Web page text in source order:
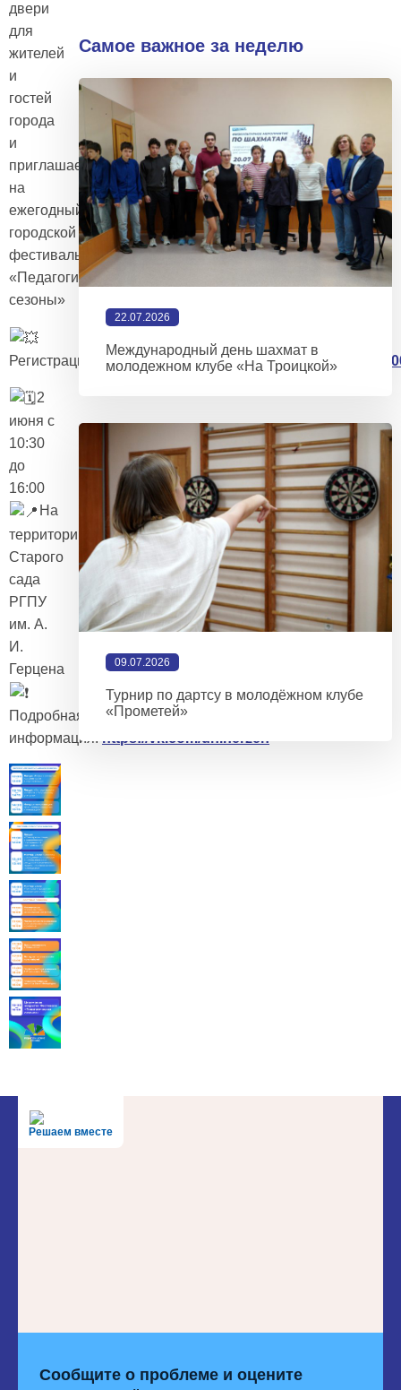
двери
для
жителей
и
гостей
города
и
приглашает
на
ежегодный
городской
фестиваль
«Педагогические
сезоны»
Регистрация: https://vk.com/app5619682_-
2
июня с
10:30
до
16:00
На
территории
Старого
сада
РГПУ
им. А.
И.
Герцена
Подробная
информация: https://vk.com/uniherzen
Самое важное за неделю
22.07.2026
Международный день шахмат в
молодежном клубе «На Троицкой»
09.07.2026
Турнир по дартсу в молодёжном клубе
«Прометей»
Решаем вместе
Сообщите о проблеме и оцените